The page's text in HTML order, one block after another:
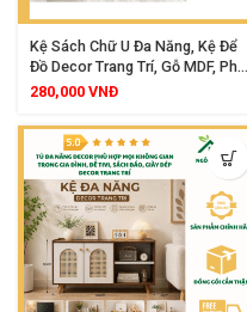
Kệ Sách Chữ U Đa Năng, Kệ Để
Đồ Decor Trang Trí, Gỗ MDF, Phù
Hợp Mọi Không Gian Trong Gia
280,000 VNĐ